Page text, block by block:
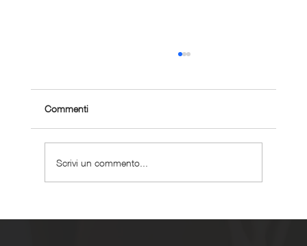
Commenti
Scrivi un commento...